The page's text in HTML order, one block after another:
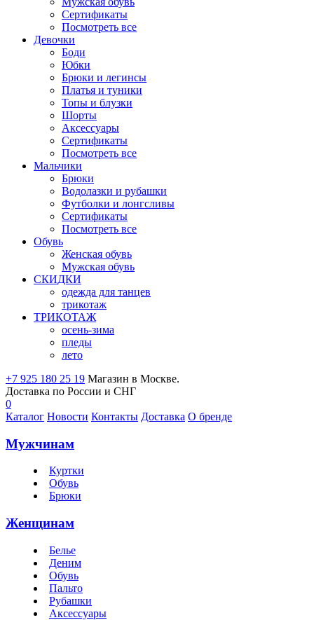
Сертификаты
Посмотреть все
Девочки
Боди
Юбки
Брюки и легинсы
Платья и туники
Топы и блузки
Шорты
Аксессуары
Сертификаты
Посмотреть все
Мальчики
Брюки
Водолазки и рубашки
Футболки и лонгсливы
Сертификаты
Посмотреть все
Обувь
Женская обувь
Мужская обувь
СКИДКИ
одежда для танцев
трикотаж
ТРИКОТАЖ
осень-зима
пледы
лето
+7 925 180 25 19 Магазин в Москве.
Доставка по России и СНГ
0
Каталог Новости Контакты Доставка О бренде
Мужчинам
Куртки
Обувь
Брюки
Женщинам
Белье
Деним
Обувь
Пальто
Рубашки
Аксессуары